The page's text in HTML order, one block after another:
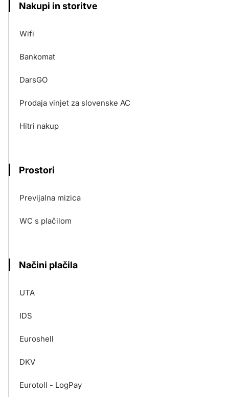
Nakupi in storitve
Wifi
Bankomat
DarsGO
Prodaja vinjet za slovenske AC
Hitri nakup
Prostori
Previjalna mizica
WC s plačilom
Načini plačila
UTA
IDS
Euroshell
DKV
Eurotoll - LogPay